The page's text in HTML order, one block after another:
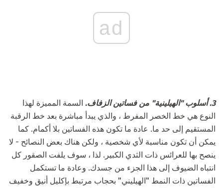
ad
3. أسلوب "الهيلينية" من فساتين الزفاف.
السمة المميزة لهذا
النوع هي خط الخصر المفرط ، والذي يبدأ مباشرة بعد خط الرقبة
المستقيم إلى حد ما. عادة ما تكون هذه الفساتين بلا أكمام. كما
يمكن أن تكون مناسبة لأي شخصية ، ولكن هناك بعض النصائح - لا
ينصح بها للعرائس ذات الثدي الكبير. لذا ، سوف يلفت الصقور كل
انتباه الضيوف إلى هذا الجزء من جسدك. وعادة ما تستكمل
الفساتين ذات النمط "الهيليني" بحجاب مرتبط بإكليل أنيق وخفيف